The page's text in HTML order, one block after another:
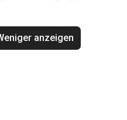
anzeigen